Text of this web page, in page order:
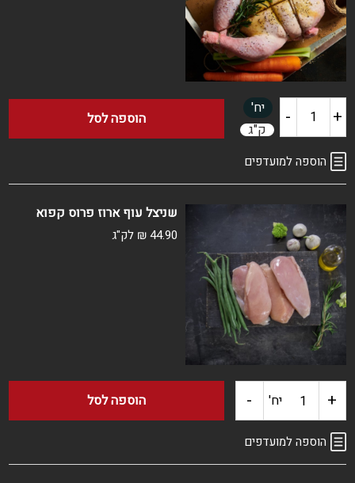
קפוא
+ כמות
של
שלם
קפוא
ארוז
-
יח'
ק"ג
הוספה לסל
הוספה למועדפים
שניצל עוף ארוז פרוס קפוא
₪44.90 לק"ג
+ כמות
של
יח' - הוספה לסל
הוספה למועדפים